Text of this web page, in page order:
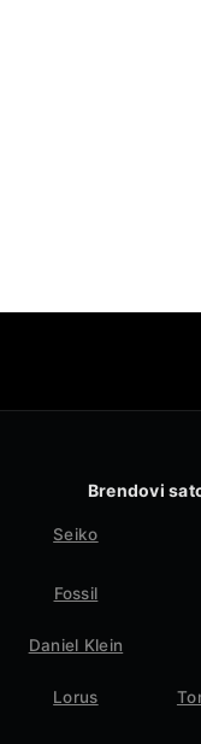
Brendovi
Seiko
Fossil
Daniel Klein
Lorus